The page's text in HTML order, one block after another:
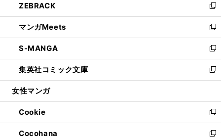
く
で
開
く
ド
ウ
で
開
く
ィ
ン
ド
ウ
で
開
く
い
ウ
ィ
ン
ド
ウ
で
開
ZEBRACK
新
し
い
ウ
ィ
ン
ド
ウ
開
く
マンガMeets
新
し
い
ウ
ィ
ン
ウ
で
開
く
S-MANGA
新
し
い
ウ
ン
ド
ウ
で
集英社コミック文庫
新
し
ウ
ィ
ン
ド
女性マンガ
Cookie
新
し
い
Cocohana 新